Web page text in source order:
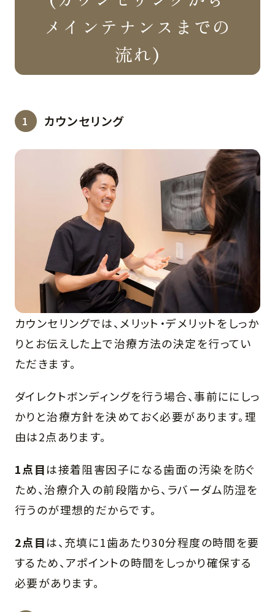
メインテナンスまでの
流れ)
カウンセリング
カウンセリングでは、メリット・デメリットをしっか
りとお伝えした上で治療方法の決定を行ってい
ただきます。
ダイレクトボンディングを行う場合、事前ににしっ
かりと治療方針を決めておく必要があります。理
由は2点あります。
1点目は接着阻害因子になる歯面の汚染を防ぐ
ため、治療介入の前段階から、ラバーダム防湿を
行うのが理想的だからです。
2点目は、充填に1歯あたり30分程度の時間を要
するため、アポイントの時間をしっかり確保する
必要があります。